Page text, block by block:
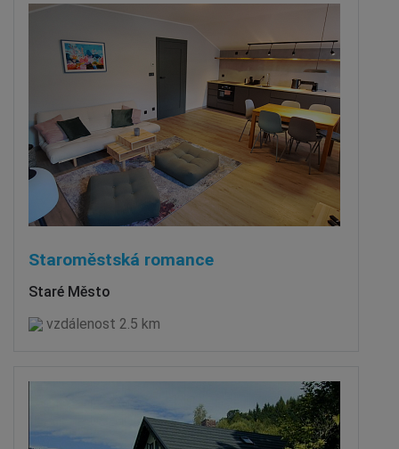
Staroměstská romance
Staré Město
vzdálenost 2.5 km